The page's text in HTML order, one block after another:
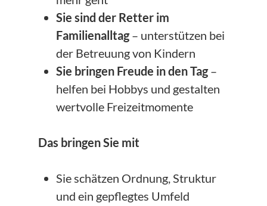
Sie sind der Retter im
Familienalltag– unterstützen bei
der Betreuung von Kindern
Sie bringen Freude in den Tag–
helfen bei Hobbys und gestalten
wertvolle Freizeitmomente
Das bringen Sie mit
Sie schätzen Ordnung, Struktur
und ein gepflegtes Umfeld